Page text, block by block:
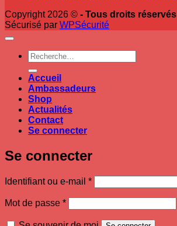
Copyright 2026 © - Tous droits réservés
Sécurisé par WPSécurité
Recherche
pour :
Accueil
Ambassadeurs
Shop
Actualités
Contact
Se connecter
Se connecter
Identifiant ou e-mail *Obligatoire
Mot de passe *Obligatoire